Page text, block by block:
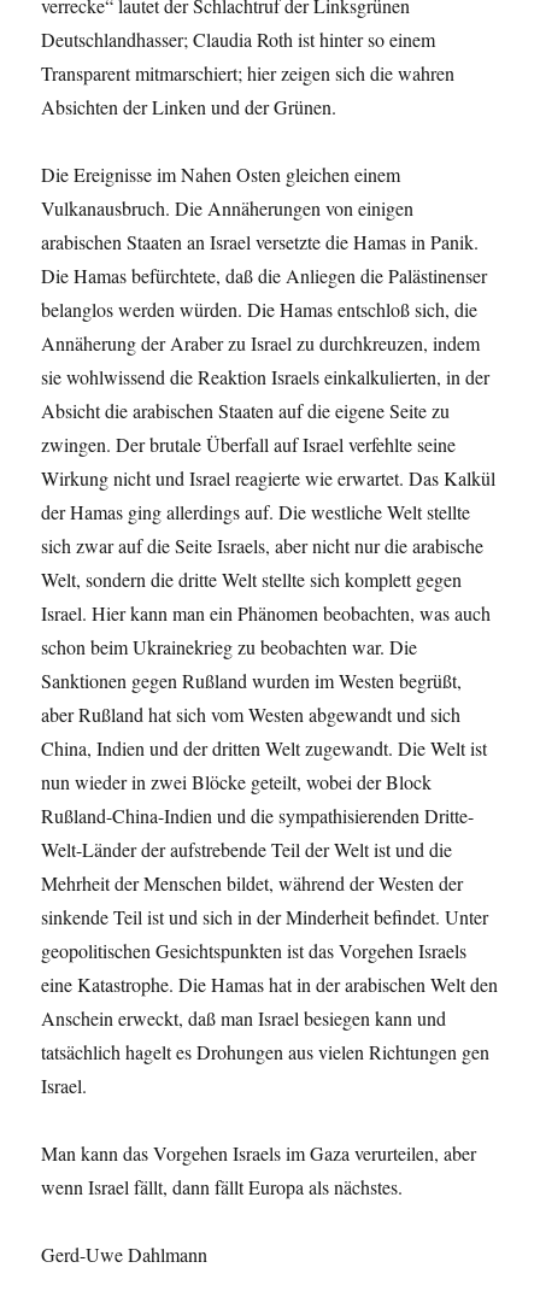
verrecke“ lautet der Schlachtruf der Linksgrünen
Deutschlandhasser; Claudia Roth ist hinter so einem
Transparent mitmarschiert; hier zeigen sich die wahren
Absichten der Linken und der Grünen.
Die Ereignisse im Nahen Osten gleichen einem
Vulkanausbruch. Die Annäherungen von einigen
arabischen Staaten an Israel versetzte die Hamas in Panik.
Die Hamas befürchtete, daß die Anliegen die Palästinenser
belanglos werden würden. Die Hamas entschloß sich, die
Annäherung der Araber zu Israel zu durchkreuzen, indem
sie wohlwissend die Reaktion Israels einkalkulierten, in der
Absicht die arabischen Staaten auf die eigene Seite zu
zwingen. Der brutale Überfall auf Israel verfehlte seine
Wirkung nicht und Israel reagierte wie erwartet. Das Kalkül
der Hamas ging allerdings auf. Die westliche Welt stellte
sich zwar auf die Seite Israels, aber nicht nur die arabische
Welt, sondern die dritte Welt stellte sich komplett gegen
Israel. Hier kann man ein Phänomen beobachten, was auch
schon beim Ukrainekrieg zu beobachten war. Die
Sanktionen gegen Rußland wurden im Westen begrüßt,
aber Rußland hat sich vom Westen abgewandt und sich
China, Indien und der dritten Welt zugewandt. Die Welt ist
nun wieder in zwei Blöcke geteilt, wobei der Block
Rußland-China-Indien und die sympathisierenden Dritte-
Welt-Länder der aufstrebende Teil der Welt ist und die
Mehrheit der Menschen bildet, während der Westen der
sinkende Teil ist und sich in der Minderheit befindet. Unter
geopolitischen Gesichtspunkten ist das Vorgehen Israels
eine Katastrophe. Die Hamas hat in der arabischen Welt den
Anschein erweckt, daß man Israel besiegen kann und
tatsächlich hagelt es Drohungen aus vielen Richtungen gen
Israel.
Man kann das Vorgehen Israels im Gaza verurteilen, aber
wenn Israel fällt, dann fällt Europa als nächstes.
Gerd-Uwe Dahlmann